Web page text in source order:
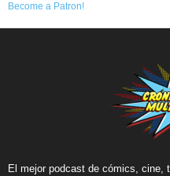
Become a Patron!
El mejor podcast de cómics, cine,